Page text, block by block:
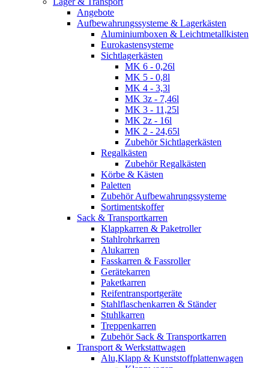
Angebote
Aufbewahrungssysteme & Lagerkästen
Aluminiumboxen & Leichtmetallkisten
Eurokastensysteme
Sichtlagerkästen
MK 6 - 0,26l
MK 5 - 0,8l
MK 4 - 3,3l
MK 3z - 7,46l
MK 3 - 11,25l
MK 2z - 16l
MK 2 - 24,65l
Zubehör Sichtlagerkästen
Regalkästen
Zubehör Regalkästen
Körbe & Kästen
Paletten
Zubehör Aufbewahrungssysteme
Sortimentskoffer
Sack & Transportkarren
Klappkarren & Paketroller
Stahlrohrkarren
Alukarren
Fasskarren & Fassroller
Gerätekarren
Paketkarren
Reifentransportgeräte
Stahlflaschenkarren & Ständer
Stuhlkarren
Treppenkarren
Zubehör Sack & Transportkarren
Transport & Werkstattwagen
Alu,Klapp & Kunststoffplattenwagen